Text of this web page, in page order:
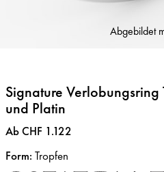
Abgebildet
Signature
und Platin
Preis:
Ab CHF 1.122
Form: Tropfen